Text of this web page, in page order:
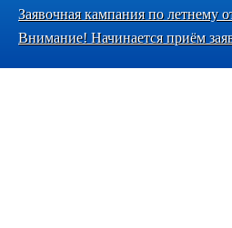
Заявочная кампания по летнему
Внимание! Начинается приём